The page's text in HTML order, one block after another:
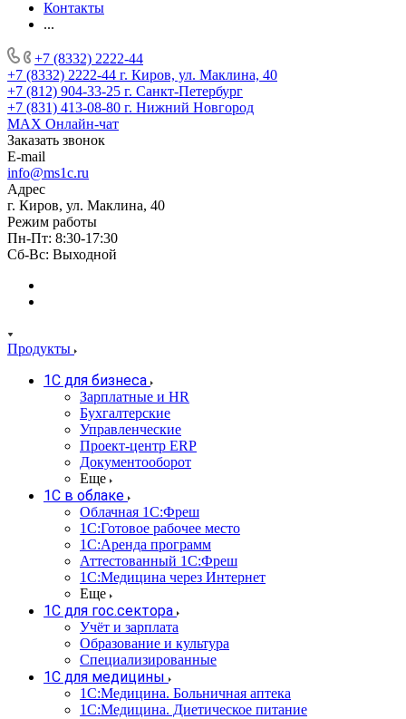
Контакты
...
+7 (8332) 2222-44
+7 (8332) 2222-44 г. Киров, ул. Маклина, 40
+7 (812) 904-33-25 г. Санкт-Петербург
+7 (831) 413-08-80 г. Нижний Новгород
MAX Онлайн-чат
Заказать звонок
E-mail
info@ms1c.ru
Адрес
г. Киров, ул. Маклина, 40
Режим работы
Пн-Пт: 8:30-17:30
Cб-Вс: Выходной
Продукты
1С для бизнеса
Зарплатные и HR
Бухгалтерские
Управленческие
Проект-центр ERP
Документооборот
Еще
1C в облаке
Облачная 1С:Фреш
1С:Готовое рабочее место
1C:Аренда программ
Аттестованный 1С:Фреш
1С:Медицина через Интернет
Еще
1С для гос.сектора
Учёт и зарплата
Образование и культура
Специализированные
1С для медицины
1С:Медицина. Больничная аптека
1С:Медицина. Диетическое питание